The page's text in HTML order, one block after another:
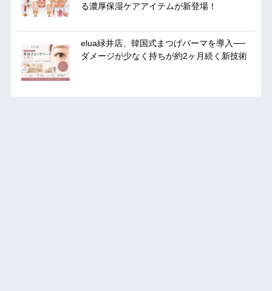
る濃厚保湿ケアアイテムが新登場！
elua緑井店、韓国式まつげパーマを導入──
ダメージが少なく持ちが約2ヶ月続く新技術